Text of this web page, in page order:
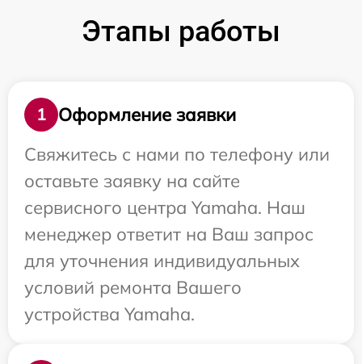
Этапы работы
1
Оформление заявки
Свяжитесь с нами по телефону или
оставьте заявку на сайте
сервисного центра Yamaha. Наш
менеджер ответит на Ваш запрос
для уточнения индивидуальных
условий ремонта Вашего
устройства Yamaha.